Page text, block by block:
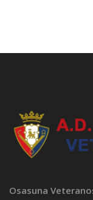
Osasuna